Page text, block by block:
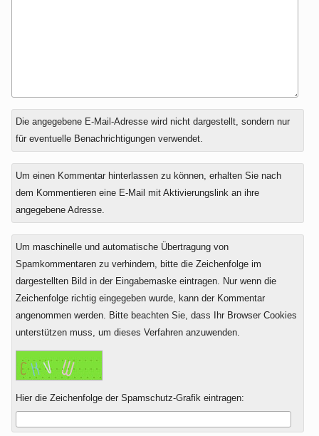
Antwort
zu
Die angegebene E-Mail-Adresse wird nicht dargestellt, sondern nur
für eventuelle Benachrichtigungen verwendet.
Um einen Kommentar hinterlassen zu können, erhalten Sie nach
dem Kommentieren eine E-Mail mit Aktivierungslink an ihre
angegebene Adresse.
Um maschinelle und automatische Übertragung von
Spamkommentaren zu verhindern, bitte die Zeichenfolge im
dargestellten Bild in der Eingabemaske eintragen. Nur wenn die
Zeichenfolge richtig eingegeben wurde, kann der Kommentar
angenommen werden. Bitte beachten Sie, dass Ihr Browser Cookies
unterstützen muss, um dieses Verfahren anzuwenden.
Hier die Zeichenfolge der Spamschutz-Grafik eintragen: